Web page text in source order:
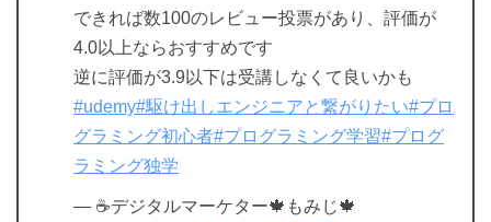
できれば数100のレビュー投票があり、評価が
4.0以上ならおすすめです
逆に評価が3.9以下は受講しなくて良いかも
#udemy#駆け出しエンジニアと繋がりたい#プロ
グラミング初心者#プログラミング学習#プログ
ラミング独学
— ☕デジタルマーケター🍁もみじ🍁